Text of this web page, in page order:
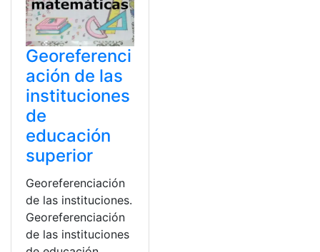
Georeferenci
ación de las
instituciones
de
educación
superior
Georeferenciación
de las instituciones.
Georeferenciación
de las instituciones